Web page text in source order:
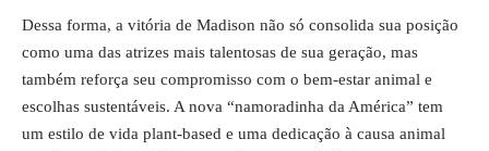
Dessa forma, a vitória de Madison não só consolida sua posição
como uma das atrizes mais talentosas de sua geração, mas
também reforça seu compromisso com o bem-estar animal e
escolhas sustentáveis. A nova “namoradinha da América” tem
um estilo de vida plant-based e uma dedicação à causa animal